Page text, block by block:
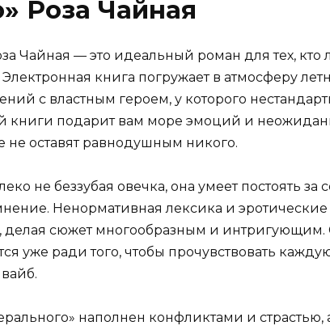
Роза Чайная
Чайная — это идеальный роман для тех, кто
книга погружает в атмосферу
с властным героем, у которого
книги подарит вам море эмоций и
не оставят равнодушным никого.
не беззубая овечка, она умеет постоять за
Ненормативная лексика и
делая сюжет многообразным и интригующим.
уже ради того, чтобы прочувствовать
наполнен конфликтами и страстью,